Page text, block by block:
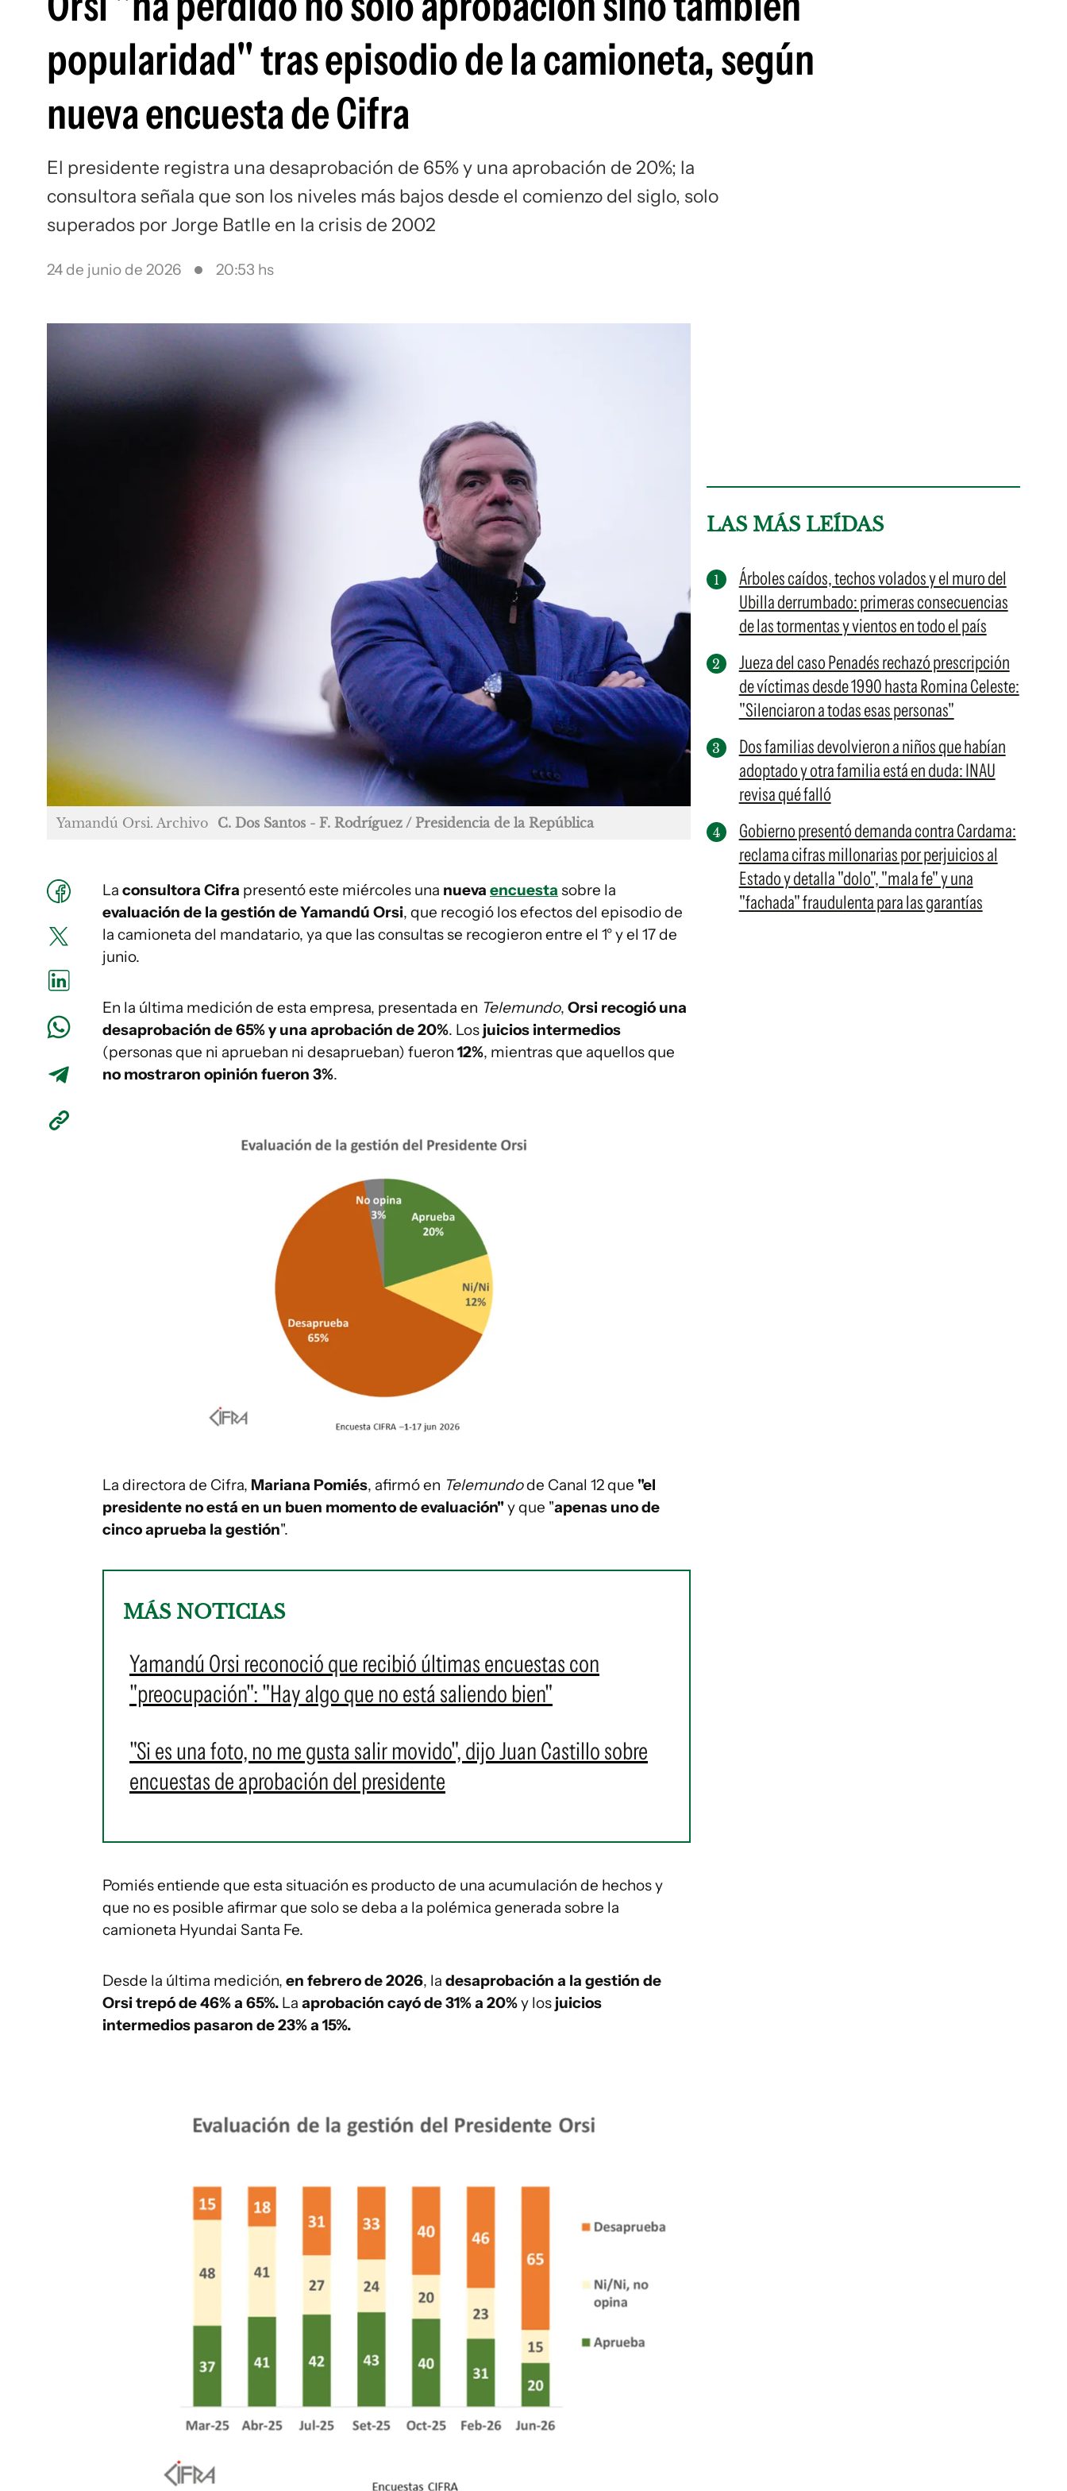
popularidad" tras episodio de la camioneta, según
nueva encuesta de Cifra
El presidente registra una desaprobación de 65% y una aprobación de 20%; la
consultora señala que son los niveles más bajos desde el comienzo del siglo, solo
superados por Jorge Batlle en la crisis de 2002
24 de junio de 2026 20:53 hs
Yamandú Orsi. Archivo C. Dos Santos - F. Rodríguez / Presidencia de la República
La consultora Cifra presentó este miércoles una nueva encuesta sobre la
evaluación de la gestión de Yamandú Orsi, que recogió los efectos del episodio de
la camioneta del mandatario, ya que las consultas se recogieron entre el 1° y el 17 de
junio.
En la última medición de esta empresa, presentada en Telemundo, Orsi recogió una
desaprobación de 65% y una aprobación de 20%. Los juicios intermedios
(personas que ni aprueban ni desaprueban) fueron 12%, mientras que aquellos que
no mostraron opinión fueron 3%.
La directora de Cifra, Mariana Pomiés, afirmó en Telemundode Canal 12 que "el
presidente no está en un buen momento de evaluación"y que "apenas uno de
cinco aprueba la gestión".
MÁS NOTICIAS
Yamandú Orsi reconoció que recibió últimas encuestas con
"preocupación": "Hay algo que no está saliendo bien"
"Si es una foto, no me gusta salir movido", dijo Juan Castillo sobre
encuestas de aprobación del presidente
Pomiés entiende que esta situación es producto de una acumulación de hechos y
que no es posible afirmar que solo se deba a la polémica generada sobre la
camioneta Hyundai Santa Fe.
Desde la última medición, en febrero de 2026, la desaprobación a la gestión de
Orsi trepó de 46% a 65%. La aprobación cayó de 31% a 20%y los juicios
intermedios pasaron de 23% a 15%.
LAS MÁS LEÍDAS
Árboles caídos, techos volados y el muro del
Ubilla derrumbado: primeras consecuencias
de las tormentas y vientos en todo el país
Jueza del caso Penadés rechazó prescripción
de víctimas desde 1990 hasta Romina Celeste:
"Silenciaron a todas esas personas"
Dos familias devolvieron a niños que habían
adoptado y otra familia está en duda: INAU
revisa qué falló
Gobierno presentó demanda contra Cardama:
reclama cifras millonarias por perjuicios al
Estado y detalla "dolo", "mala fe" y una
"fachada" fraudulenta para las garantías